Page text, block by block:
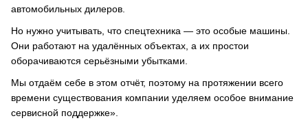
автомобильных дилеров.
Но нужно учитывать, что спецтехника — это особые машины.
Они работают на удалённых объектах, а их простои
оборачиваются серьёзными убытками.
Мы отдаём себе в этом отчёт, поэтому на протяжении всего
времени существования компании уделяем особое внимание
сервисной поддержке».